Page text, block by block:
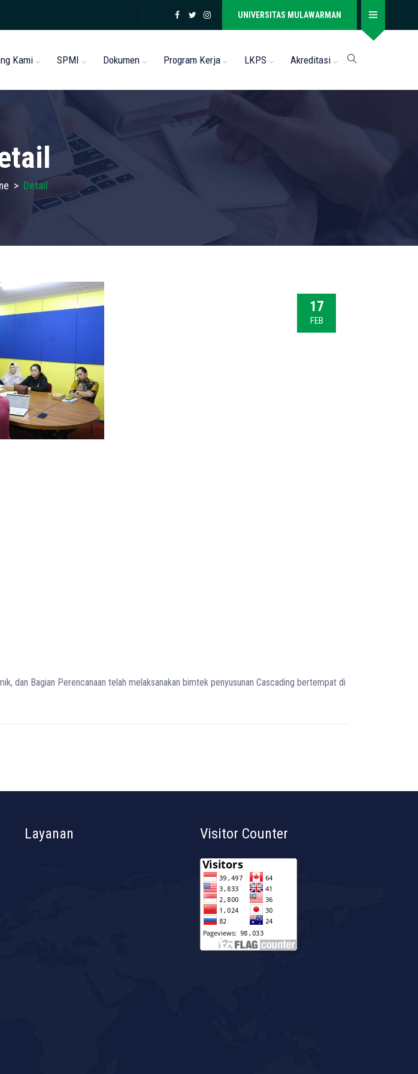
UNIVERSITAS MULAWARMAN
Kami SPMI Dokumen Program Kerja LKPS Akreditasi
> Detail
17
FEB
dan Bagian Perencanaan telah melaksanakan bimtek penyusunan Cascading bertempat di
Layanan Visitor Counter